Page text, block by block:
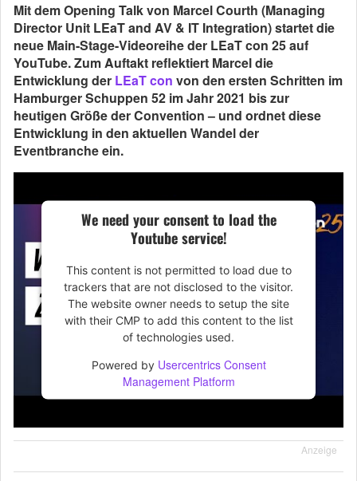
Mit dem Opening Talk von Marcel Courth (Managing
Director Unit LEaT and AV & IT Integration) startet die
neue Main-Stage-Videoreihe der LEaT con 25 auf
YouTube. Zum Auftakt reflektiert Marcel die
Entwicklung der LEaT con von den ersten Schritten im
Hamburger Schuppen 52 im Jahr 2021 bis zur
heutigen Größe der Convention – und ordnet diese
Entwicklung in den aktuellen Wandel der
Eventbranche ein.
We need your consent to load the
Youtube service!
This content is not permitted to load due to
trackers that are not disclosed to the visitor.
The website owner needs to setup the site
with their CMP to add this content to the list
of technologies used.
Powered by Usercentrics Consent
Management Platform
Anzeige